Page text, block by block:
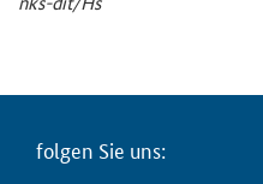
fol­gen Sie uns: